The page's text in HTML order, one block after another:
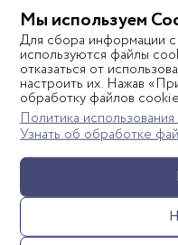
- Двусторонний:
дополнительное
(умеренно жесткая
- Гипоаллергенный!
немецкий сертификат
class 1 (самый высокий
скреплены
(Швейцария) на водной
абсолютно
соответствия
Показать полностью
Мы используем
Для сбора информации
используются файлы
отказаться от
настроить их. Нажав
обработку файлов
Политика
Узнать об обработке